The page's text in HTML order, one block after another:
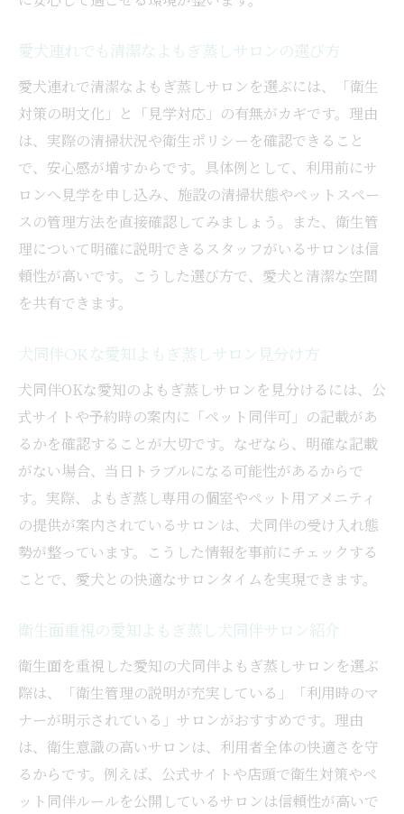
愛犬連れでも清潔なよもぎ蒸しサロンの選び方
愛犬連れで清潔なよもぎ蒸しサロンを選ぶには、「衛生
対策の明文化」と「見学対応」の有無がカギです。理由
は、実際の清掃状況や衛生ポリシーを確認できること
で、安心感が増すからです。具体例として、利用前にサ
ロンへ見学を申し込み、施設の清掃状態やペットスペー
スの管理方法を直接確認してみましょう。また、衛生管
理について明確に説明できるスタッフがいるサロンは信
頼性が高いです。こうした選び方で、愛犬と清潔な空間
を共有できます。
犬同伴OKな愛知よもぎ蒸しサロン見分け方
犬同伴OKな愛知のよもぎ蒸しサロンを見分けるには、公
式サイトや予約時の案内に「ペット同伴可」の記載があ
るかを確認することが大切です。なぜなら、明確な記載
がない場合、当日トラブルになる可能性があるからで
す。実際、よもぎ蒸し専用の個室やペット用アメニティ
の提供が案内されているサロンは、犬同伴の受け入れ態
勢が整っています。こうした情報を事前にチェックする
ことで、愛犬との快適なサロンタイムを実現できます。
衛生面重視の愛知よもぎ蒸し犬同伴サロン紹介
衛生面を重視した愛知の犬同伴よもぎ蒸しサロンを選ぶ
際は、「衛生管理の説明が充実している」「利用時のマ
ナーが明示されている」サロンがおすすめです。理由
は、衛生意識の高いサロンは、利用者全体の快適さを守
るからです。例えば、公式サイトや店頭で衛生対策やペ
ット同伴ルールを公開しているサロンは信頼性が高いで